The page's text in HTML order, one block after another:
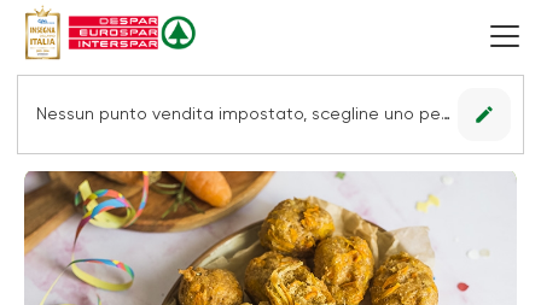
Nessun punto vendita impostato, scegline uno per vedere le offerte. edit